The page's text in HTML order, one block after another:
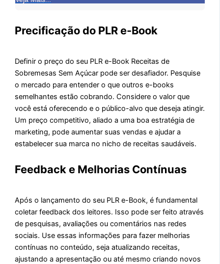
Precificação do PLR e-Book
Definir o preço do seu PLR e-Book Receitas de
Sobremesas Sem Açúcar pode ser desafiador. Pesquise
o mercado para entender o que outros e-books
semelhantes estão cobrando. Considere o valor que
você está oferecendo e o público-alvo que deseja atingir.
Um preço competitivo, aliado a uma boa estratégia de
marketing, pode aumentar suas vendas e ajudar a
estabelecer sua marca no nicho de receitas saudáveis.
Feedback e Melhorias Contínuas
Após o lançamento do seu PLR e-Book, é fundamental
coletar feedback dos leitores. Isso pode ser feito através
de pesquisas, avaliações ou comentários nas redes
sociais. Use essas informações para fazer melhorias
contínuas no conteúdo, seja atualizando receitas,
ajustando a apresentação ou até mesmo criando novos